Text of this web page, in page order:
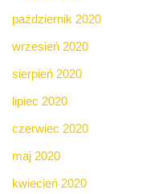
październik 2020
wrzesień 2020
sierpień 2020
lipiec 2020
czerwiec 2020
maj 2020
kwiecień 2020